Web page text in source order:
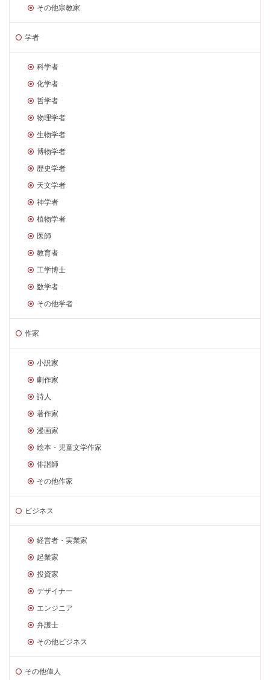
その他宗教家
学者
科学者
化学者
哲学者
物理学者
生物学者
博物学者
歴史学者
天文学者
神学者
植物学者
医師
教育者
工学博士
数学者
その他学者
作家
小説家
劇作家
詩人
著作家
漫画家
絵本・児童文学作家
俳諧師
その他作家
ビジネス
経営者・実業家
起業家
投資家
デザイナー
エンジニア
弁護士
その他ビジネス
その他偉人